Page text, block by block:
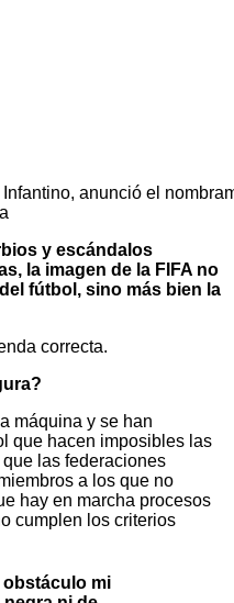
anunció el
y escándalos
la imagen de la FIFA no
fútbol, sino más bien la
correcta.
máquina y se han
que hacen imposibles las
las federaciones
a los que no
hay en marcha procesos
cumplen los criterios
mi